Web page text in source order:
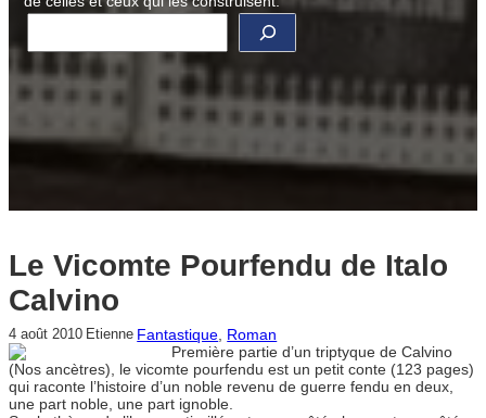
R
c
h
e
r
h
Le Vicomte Pourfendu de Italo
Calvino
4 août 2010 Etienne Fantastique, Roman
Première partie d’un triptyque de Calvino
(Nos ancètres), le vicomte pourfendu est un petit conte (123 pages)
qui raconte l’histoire d’un noble revenu de guerre fendu en deux,
une part noble, une part ignoble.